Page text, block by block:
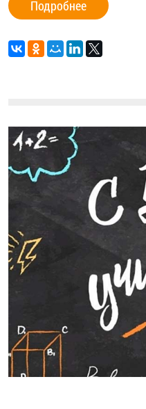
Подробнее